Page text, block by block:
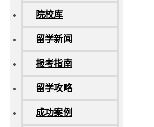
院校库
留学新闻
报考指南
留学攻略
成功案例